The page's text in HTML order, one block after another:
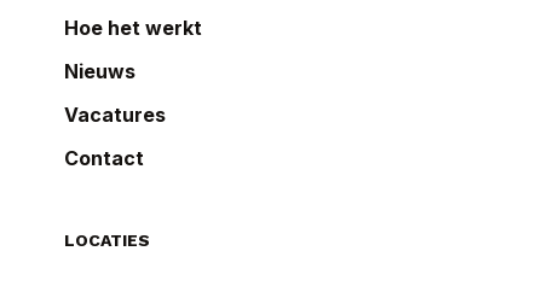
Hoe het werkt
Nieuws
Vacatures
Contact
LOCATIES